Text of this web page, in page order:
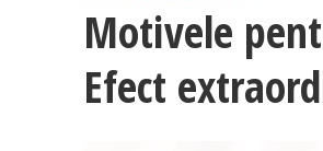
Motivele
Efect